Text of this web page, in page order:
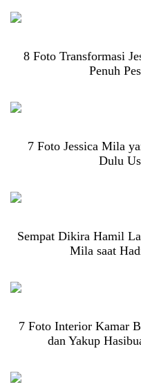
8 Foto Transformasi
Penuh
7 Foto Jessica Mila
Dulu
Sempat Dikira Hamil
Mila saat
7 Foto Interior Kamar
dan Yakup